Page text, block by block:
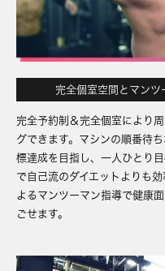
完全個室空間とマンツ
完全予約制＆完全個室により
グできます。マシンの順番待
標達成を目指し、一人ひとり
で自己流のダイエットよりも
よるマンツーマン指導で健康
ごせます。